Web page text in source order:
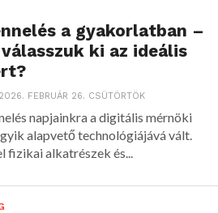
a gyakorlatban –
ki az ideális
2026. FEBRUÁR 26. CSÜTÖRTÖK
napjainkra a digitális mérnöki
alapvető technológiájává vált.
fizikai alkatrészek és...